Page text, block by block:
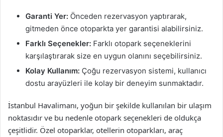
Garanti Yer: Önceden rezervasyon yaptırarak,
gitmeden önce otoparkta yer garantisi alabilirsiniz.
Farklı Seçenekler: Farklı otopark seçeneklerini
karşılaştırarak size en uygun olanını seçebilirsiniz.
Kolay Kullanım: Çoğu rezervasyon sistemi, kullanıcı
dostu arayüzleri ile kolay bir deneyim sunmaktadır.
İstanbul Havalimanı, yoğun bir şekilde kullanılan bir ulaşım
noktasıdır ve bu nedenle otopark seçenekleri de oldukça
çeşitlidir. Özel otoparklar, otellerin otoparkları, araç